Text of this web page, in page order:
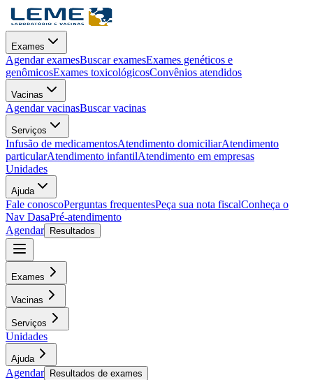
Exames
Agendar examesBuscar examesExames genéticos e
genômicosExames toxicológicosConvênios atendidos
Vacinas
Agendar vacinasBuscar vacinas
Serviços
Infusão de medicamentosAtendimento domiciliarAtendimento
particularAtendimento infantilAtendimento em empresas
Unidades
Ajuda
Fale conoscoPerguntas frequentesPeça sua nota fiscalConheça o
Nav DasaPré-atendimento
Agendar
Resultados
Exames
Vacinas
Serviços
Unidades
Ajuda
Agendar Resultados de exames